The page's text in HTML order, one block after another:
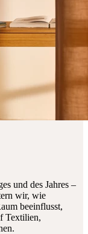
und des Jahres –
wir, wie
beeinflusst,
Textilien,